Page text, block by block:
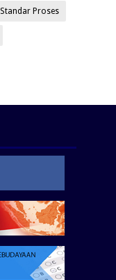
Standar Proses